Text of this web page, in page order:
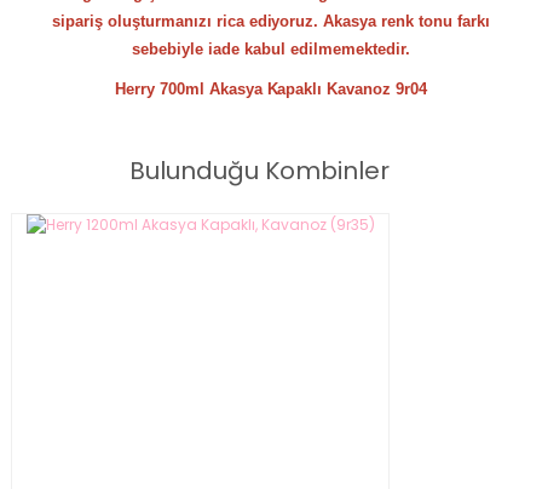
sipariş oluşturmanızı rica ediyoruz. Akasya renk tonu farkı
sebebiyle iade kabul edilmemektedir.
Herry 700ml Akasya Kapaklı Kavanoz 9r04
Bulunduğu Kombinler